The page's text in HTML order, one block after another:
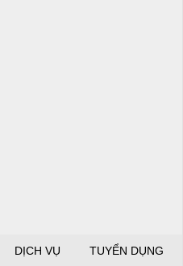
DỊCH VỤ TUYỂN DỤNG